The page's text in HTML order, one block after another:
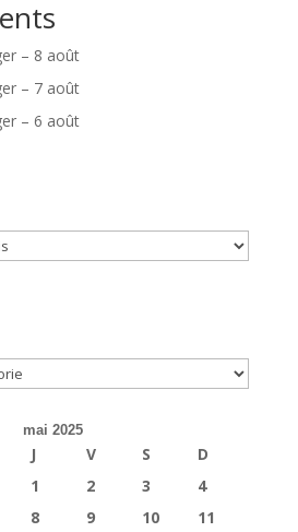
– 8 août
– 7 août
– 6 août
mai 2025
J V S
D
1
2 3
4
8 9 10 11